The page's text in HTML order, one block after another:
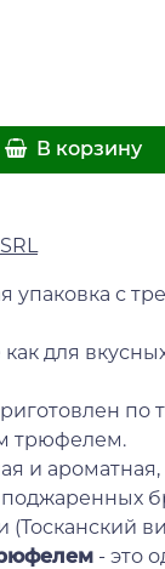
В корзину
упаковка с
для вкусных
по
трюфелем.
и
- это